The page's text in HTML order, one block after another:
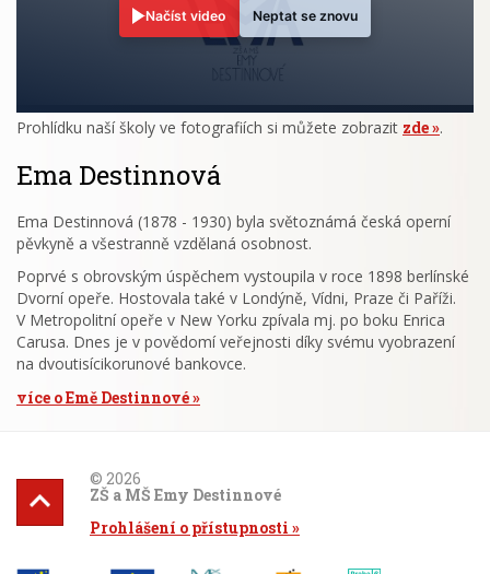
Načíst video Neptat se znovu
Prohlídku naší školy ve fotografiích si můžete zobrazit zde .
Ema Destinnová
Ema Destinnová (1878 - 1930) byla světoznámá česká operní
pěvkyně a všestranně vzdělaná osobnost.
Poprvé s obrovským úspěchem vystoupila v roce 1898 berlínské
Dvorní opeře. Hostovala také v Londýně, Vídni, Praze či Paříži.
V Metropolitní opeře v New Yorku zpívala mj. po boku Enrica
Carusa. Dnes je v povědomí veřejnosti díky svému vyobrazení
na dvoutisícikorunové bankovce.
více o Emě Destinnové
© 2026
ZŠ a MŠ Emy Destinnové
Prohlášení o přístupnosti